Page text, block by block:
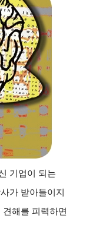
기업이 되는
가 받아들이지
해를 피력하면